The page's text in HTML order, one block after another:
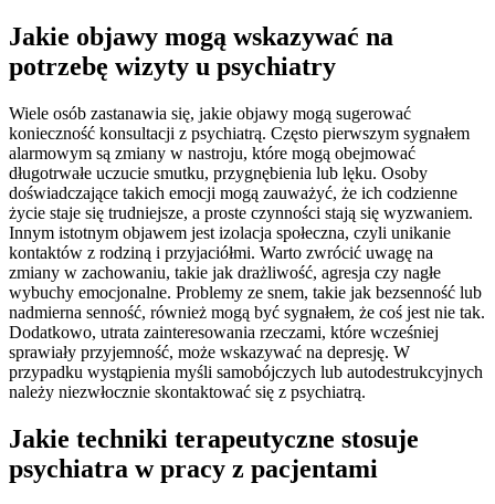
Jakie objawy mogą wskazywać na
potrzebę wizyty u psychiatry
Wiele osób zastanawia się, jakie objawy mogą sugerować
konieczność konsultacji z psychiatrą. Często pierwszym sygnałem
alarmowym są zmiany w nastroju, które mogą obejmować
długotrwałe uczucie smutku, przygnębienia lub lęku. Osoby
doświadczające takich emocji mogą zauważyć, że ich codzienne
życie staje się trudniejsze, a proste czynności stają się wyzwaniem.
Innym istotnym objawem jest izolacja społeczna, czyli unikanie
kontaktów z rodziną i przyjaciółmi. Warto zwrócić uwagę na
zmiany w zachowaniu, takie jak drażliwość, agresja czy nagłe
wybuchy emocjonalne. Problemy ze snem, takie jak bezsenność lub
nadmierna senność, również mogą być sygnałem, że coś jest nie tak.
Dodatkowo, utrata zainteresowania rzeczami, które wcześniej
sprawiały przyjemność, może wskazywać na depresję. W
przypadku wystąpienia myśli samobójczych lub autodestrukcyjnych
należy niezwłocznie skontaktować się z psychiatrą.
Jakie techniki terapeutyczne stosuje
psychiatra w pracy z pacjentami